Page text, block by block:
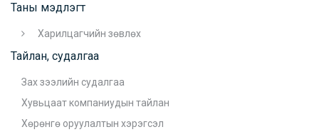
Таны мэдлэгт
Харилцагчийн зөвлөх
Тайлан, судалгаа
Зах зээлийн судалгаа
Хувьцаат компаниудын тайлан
Хөрөнгө оруулалтын хэрэгсэл